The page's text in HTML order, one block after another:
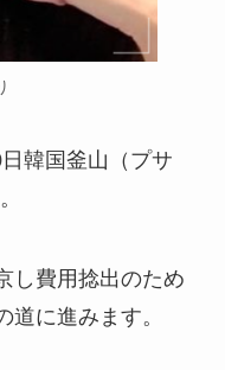
韓国釜山（プサ
し費用捻出のため
に進みます。